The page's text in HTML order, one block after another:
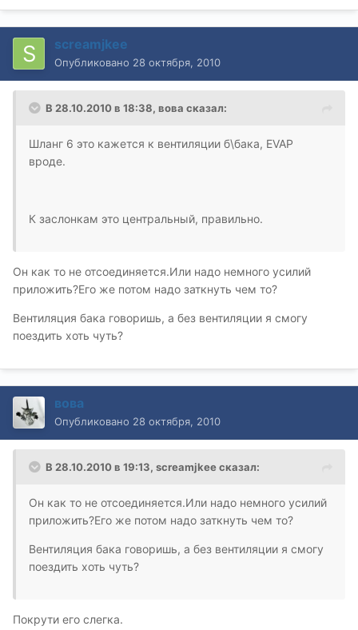
screamjkee
Опубликовано 28 октября, 2010
В 28.10.2010 в 18:38, вова сказал:
Шланг 6 это кажется к вентиляции б\бака, EVAP
вроде.
К заслонкам это центральный, правильно.
Он как то не отсоединяется.Или надо немного усилий
приложить?Его же потом надо заткнуть чем то?
Вентиляция бака говоришь, а без вентиляции я смогу
поездить хоть чуть?
вова
Опубликовано 28 октября, 2010
В 28.10.2010 в 19:13, screamjkee сказал:
Он как то не отсоединяется.Или надо немного усилий
приложить?Его же потом надо заткнуть чем то?
Вентиляция бака говоришь, а без вентиляции я смогу
поездить хоть чуть?
Покрути его слегка.